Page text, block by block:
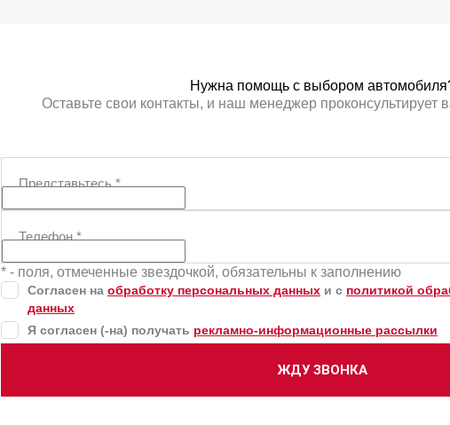
Нужна помощь с выбором
Оставьте свои контакты, и наш менеджер проконсультирует
Представьтесь*
Телефон*
* - поля, отмеченные звездочкой, обязательны к заполнению
Согласен на обработку персональных данных и c политикой
данных
Я согласен (-на) получать рекламно-информационные рассылки
ЖДУ ЗВОНКА